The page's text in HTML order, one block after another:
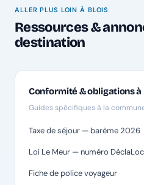
ALLER PLUS LOIN À BLOIS
Ressources &
destination
Conformité & obligations à
Guides spécifiques à la
Taxe de séjour — barème 2026
Loi Le Meur — numéro DéclaLoc
Fiche de police voyageur